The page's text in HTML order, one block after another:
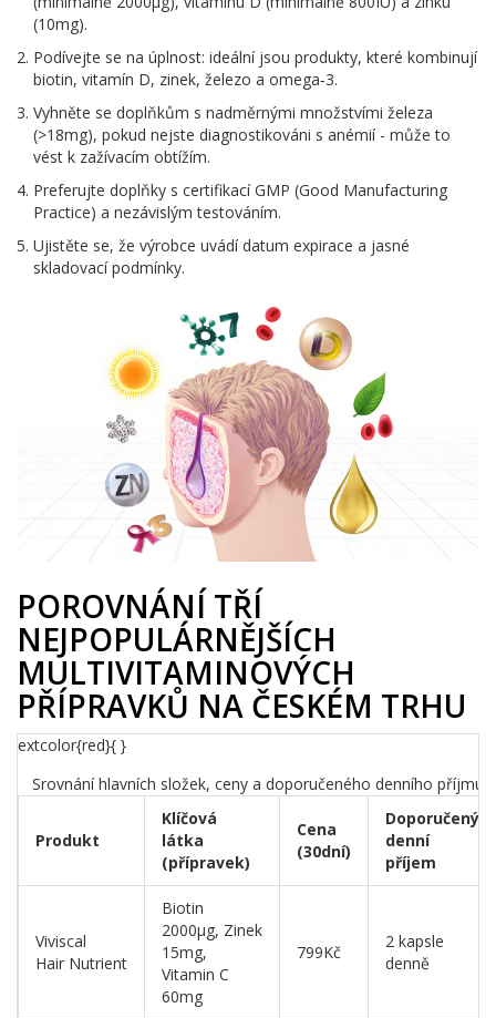
(10mg).
Podívejte se na úplnost: ideální jsou produkty, které kombinují
biotin, vitamín D, zinek, železo a omega‑3.
Vyhněte se doplňkům s nadměrnými množstvími železa
(>18mg), pokud nejste diagnostikováni s anémií - může to
vést k zažívacím obtížím.
Preferujte doplňky s certifikací GMP (Good Manufacturing
Practice) a nezávislým testováním.
Ujistěte se, že výrobce uvádí datum expirace a jasné
skladovací podmínky.
POROVNÁNÍ TŘÍ
NEJPOPULÁRNĚJŠÍCH
MULTIVITAMINOVÝCH
PŘÍPRAVKŮ NA ČESKÉM TRHU
extcolor{red}{ }
Srovnání hlavních složek, ceny a doporučeného denního příjmu
Produkt
Klíčová
látka
(přípravek)
Cena
(30dní)
Doporučený
denní
příjem
Viviscal
Hair Nutrient
Biotin
2000µg, Zinek
15mg,
Vitamin C
60mg
799Kč
2 kapsle
denně